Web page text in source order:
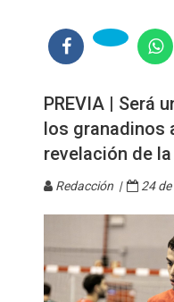
PREVIA | Será
los granadinos
revelación de
Redacción | 24